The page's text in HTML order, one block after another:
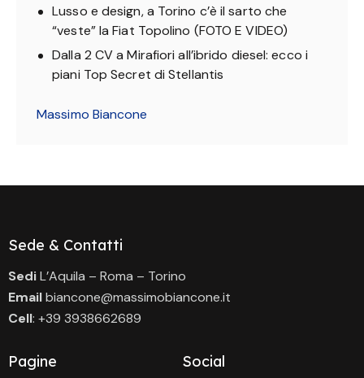
Lusso e design, a Torino c’è il sarto che
“veste” la Fiat Topolino (FOTO E VIDEO)
Dalla 2 CV a Mirafiori all’ibrido diesel: ecco i
piani Top Secret di Stellantis
Massimo Biancone
Sede & Contatti
SediL’Aquila – Roma – Torino
Emailbiancone@massimobiancone.it
Cell: +39 3938662689
Pagine Social